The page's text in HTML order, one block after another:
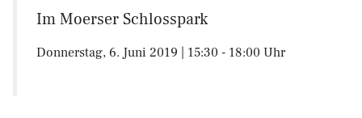
Im Moerser Schlosspark
Donnerstag, 6. Juni 2019 | 15:30 - 18:00 Uhr